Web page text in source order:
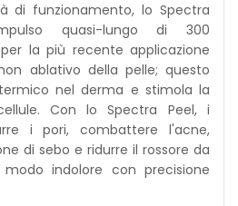
di funzionamento, lo Spectra
quasi-lungo di 300
la più recente applicazione
ablativo della pelle; questo
nel derma e stimola la
Con lo Spectra Peel, i
i pori, combattere l'acne,
di sebo e ridurre il rossore da
indolore con precisione